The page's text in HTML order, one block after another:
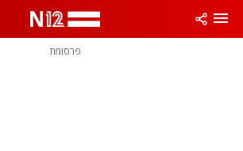
פרסומת